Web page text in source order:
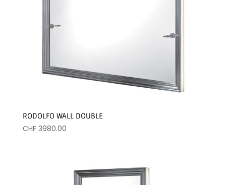
RODOLFO WALL DOUBLE
CHF3980.00